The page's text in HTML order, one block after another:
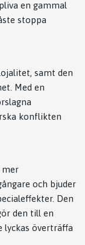
en gammal
stoppa
samt den
Med en
konflikten
mer
och bjuder
Den
den till en
lyckas överträffa